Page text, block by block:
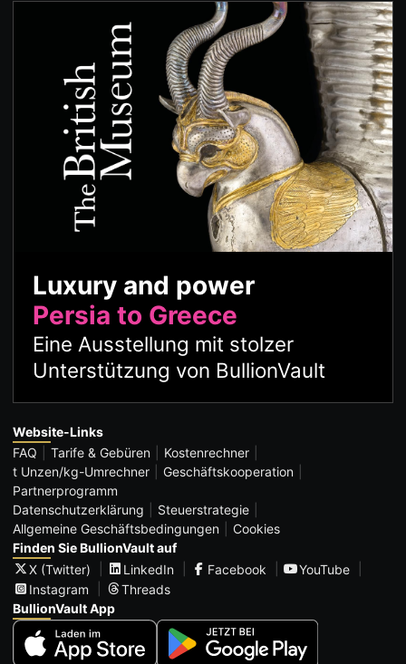
Luxury and power
Persia to Greece
Eine Ausstellung mit stolzer
Unterstützung von BullionVault
Website-Links
FAQ
Tarife & Gebüren
Kostenrechner
t Unzen/kg-Umrechner
Geschäftskooperation
Partnerprogramm
Datenschutzerklärung
Steuerstrategie
Allgemeine Geschäftsbedingungen
Cookies
Finden Sie BullionVault auf
X (Twitter)
LinkedIn Facebook
YouTube
Instagram
Threads
BullionVault App